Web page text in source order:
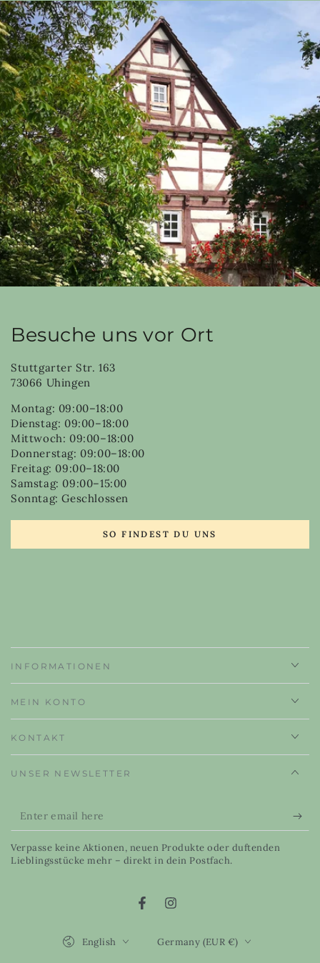
Besuche uns vor Ort
Stuttgarter Str. 163
73066 Uhingen
Montag: 09:00–18:00
Dienstag: 09:00–18:00
Mittwoch: 09:00–18:00
Donnerstag: 09:00–18:00
Freitag: 09:00–18:00
Samstag: 09:00–15:00
Sonntag: Geschlossen
SO FINDEST DU UNS
INFORMATIONEN
MEIN KONTO
KONTAKT
UNSER NEWSLETTER
Enter
email
here
Verpasse keine Aktionen, neuen Produkte oder duftenden
Lieblingsstücke mehr – direkt in dein Postfach.
FacebookInstagram
English Germany (EUR €)